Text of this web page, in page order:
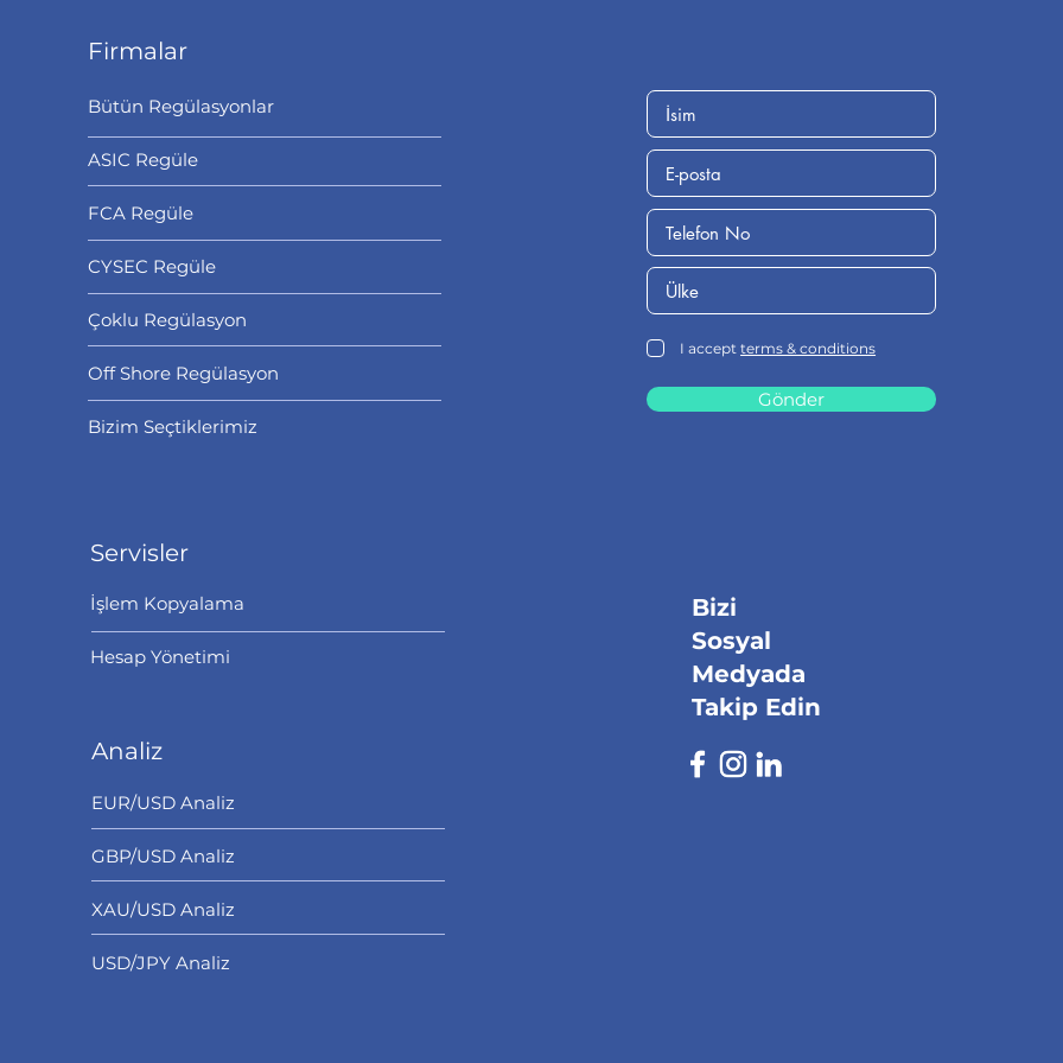
Firmalar
Bütün Regülasyonlar
ASIC Regüle
FCA Regüle
CYSEC Regüle
Çoklu Regülasyon
Off Shore Regülasyon
Bizim Seçtiklerimiz
Servisler
İşlem Kopyalama
Hesap Yönetimi
Analiz
EUR/USD Analiz
GBP/USD Analiz
XAU/USD Analiz
USD/JPY Analiz
I accept terms & conditions
Gönder
Bizi
Sosyal
Medyada
Takip Edin